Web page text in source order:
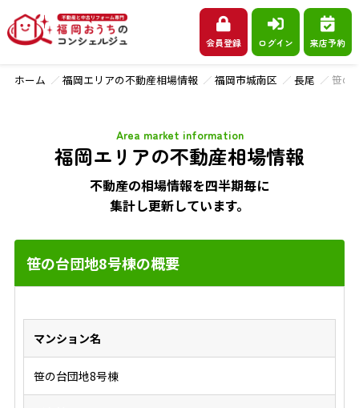
会員登録 ログイン 来店予約
ホーム 福岡エリアの不動産相場情報 福岡市城南区 長尾 笹の
福岡エリアの不動産相場情報
Area market information
不動産の相場情報を四半期毎に
集計し更新しています。
笹の台団地8号棟の概要
マンション名
笹の台団地8号棟